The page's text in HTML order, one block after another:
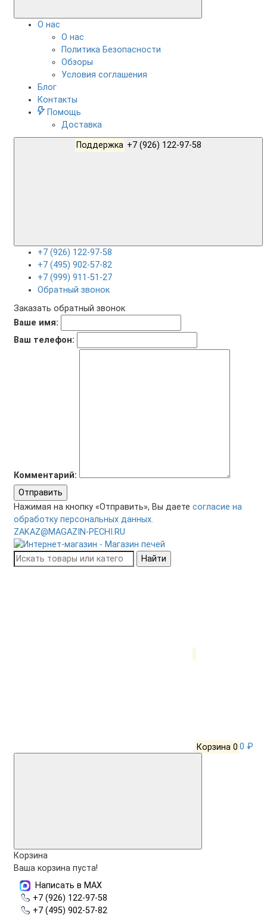
О нас
О нас
Политика Безопасности
Обзоры
Условия соглашения
Блог
Контакты
Помощь
Доставка
Поддержка
+7 (926) 122-97-58
+7 (495) 902-57-82
+7 (999) 911-51-27
Обратный звонок
Заказать обратный звонок
Ваше имя:
Ваш телефон:
Комментарий:
Отправить
Нажимая на кнопку «Отправить», Вы даете согласие на
обработку персональных данных.
ZAKAZ@MAGAZIN-PECHI.RU
Найти
Корзина 0 0 ₽
Корзина
Ваша корзина пуста!
Написать в MAX
+7 (926) 122-97-58
+7 (495) 902-57-82